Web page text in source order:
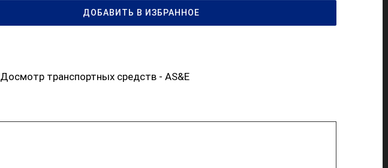
ДОБАВИТЬ В ИЗБРАННОЕ
Досмотр транспортных средств - AS&E